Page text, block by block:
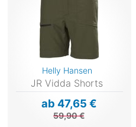
Helly Hansen
JR Vidda Shorts
ab 47,65 €
59,90 €